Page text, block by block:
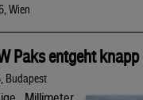
Wien
Paks entgeht
Budapest